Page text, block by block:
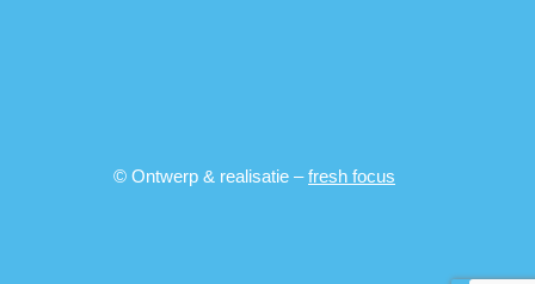
© Ontwerp & realisatie –fresh focus